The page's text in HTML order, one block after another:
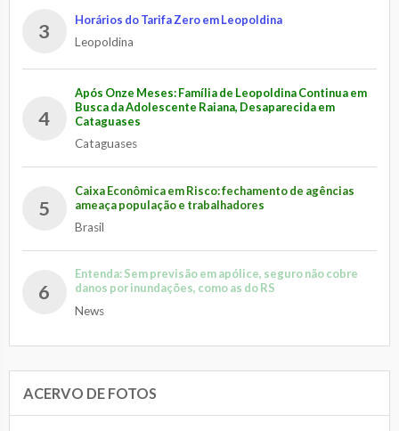
3
Horários do Tarifa Zero em Leopoldina
Leopoldina
4
Após Onze Meses: Família de Leopoldina Continua em
Busca da Adolescente Raiana, Desaparecida em
Cataguases
Cataguases
5
Caixa Econômica em Risco: fechamento de agências
ameaça população e trabalhadores
Brasil
6
Entenda: Sem previsão em apólice, seguro não cobre
danos por inundações, como as do RS
News
ACERVO DE FOTOS